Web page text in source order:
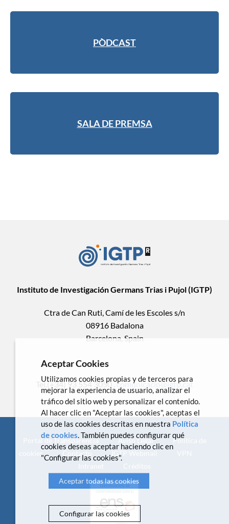
PÒDCAST
SALA DE PREMSA
Instituto de Investigación Germans Trias i Pujol (IGTP)
Ctra de Can Ruti, Camí de les Escoles s/n
08916 Badalona
Barcelona, Spain
Tel.(+34) 93 554 3050 .comunicacio@igtp.cat
Portal de Transparencia Aviso Legal
Política de
cookies
Contacto IGTP Webmail
Aceptar Cookies
Utilizamos cookies propias y de terceros para
mejorar la experiencia de usuario, analizar el
tráfico del sitio web y personalizar el contenido.
Al hacer clic en "Aceptar las cookies", aceptas el
uso de las cookies descritas en nuestra Política
de cookies. También puedes configurar qué
cookies deseas aceptar haciendo clic en
"Configurar las cookies".
Aceptar todas las cookies
Configurar las cookies